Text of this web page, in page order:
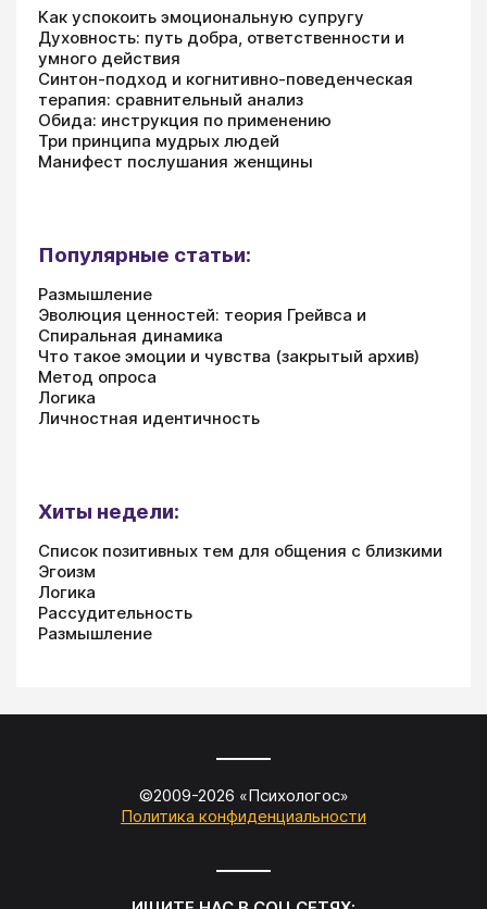
Как успокоить эмоциональную супругу
Духовность: путь добра, ответственности и
умного действия
Синтон-подход и когнитивно-поведенческая
терапия: сравнительный анализ
Обида: инструкция по применению
Три принципа мудрых людей
Манифест послушания женщины
Популярные статьи:
Размышление
Эволюция ценностей: теория Грейвса и
Спиральная динамика
Что такое эмоции и чувства (закрытый архив)
Метод опроса
Логика
Личностная идентичность
Хиты недели:
Список позитивных тем для общения с близкими
Эгоизм
Логика
Рассудительность
Размышление
©2009-2026 «Психологос»
Политика конфиденциальности